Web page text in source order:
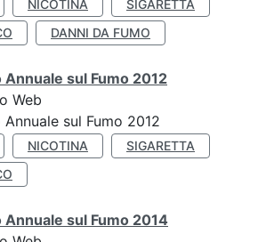
NICOTINA
SIGARETTA
DANNI DA FUMO
Annuale sul Fumo 2012
Web
sul Fumo 2012
NICOTINA
SIGARETTA
Annuale sul Fumo 2014